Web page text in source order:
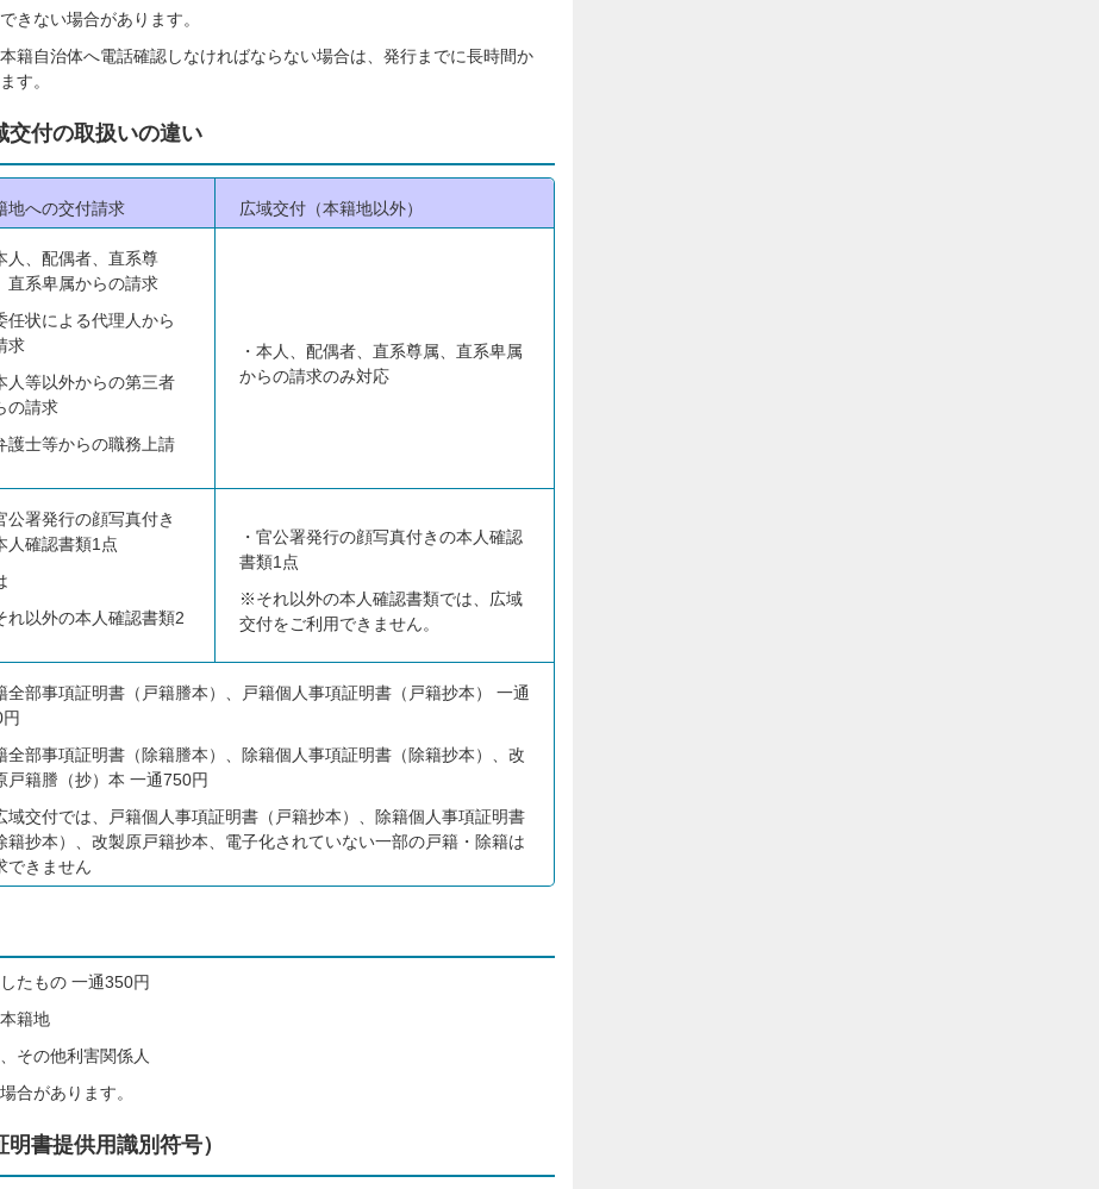
きない場合があります。
籍自治体へ電話確認しなければならない場合は、発行までに長時間か
す。
交付の取扱いの違い
地への交付請求 広域交付（本籍地以外）
人、配偶者、直系尊
直系卑属からの請求
任状による代理人から
求
人等以外からの第三者
の請求
護士等からの職務上請
・本人、配偶者、直系尊属、直系卑属
からの請求のみ対応
公署発行の顔写真付き
人確認書類1点
れ以外の本人確認書類2
・官公署発行の顔写真付きの本人確認
書類1点
※それ以外の本人確認書類では、広域
交付をご利用できません。
全部事項証明書（戸籍謄本）、戸籍個人事項証明書（戸籍抄本） 一通
全部事項証明書（除籍謄本）、除籍個人事項証明書（除籍抄本）、改
戸籍謄（抄）本 一通750円
域交付では、戸籍個人事項証明書（戸籍抄本）、除籍個人事項証明書
籍抄本）、改製原戸籍抄本、電子化されていない一部の戸籍・除籍は
できません
たもの 一通350円
籍地
その他利害関係人
合があります。
書提供用識別符号）